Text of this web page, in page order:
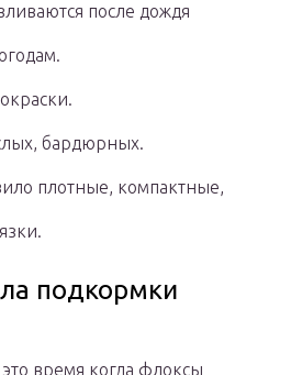
после дождя
бардюрных.
плотные, компактные,
подкормки
время когда флоксы